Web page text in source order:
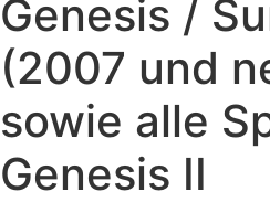
Genesis /
(2007 und
sowie alle
Genesis II